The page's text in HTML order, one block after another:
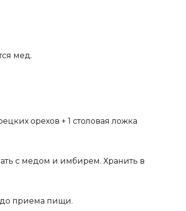
мед.
орехов + 1 столовая ложка
с медом и имбирем. Хранить в
до приема пищи.